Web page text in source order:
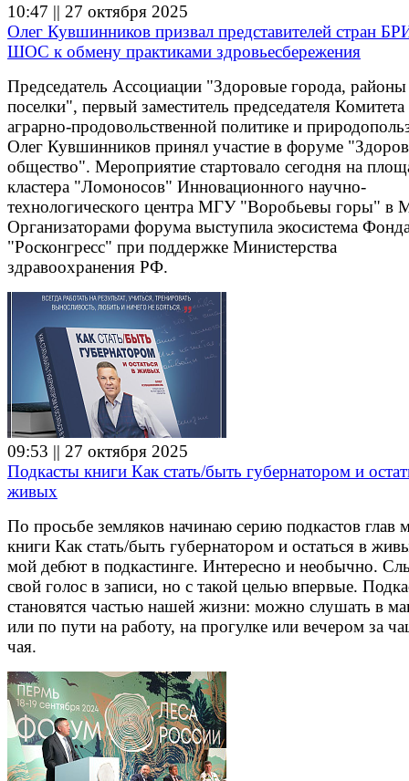
10:47 || 27 октября 2025
Олег Кувшинников призвал представителей стран
ШОС к обмену практиками здровьесбережения
Председатель Ассоциации "Здоровые города,
поселки", первый заместитель председателя
аграрно-продовольственной политике и
Олег Кувшинников принял участие в форуме
общество". Мероприятие стартовало сегодня на
кластера "Ломоносов" Инновационного научно-
технологического центра МГУ "Воробьевы горы" в
Организаторами форума выступила экосистема
"Росконгресс" при поддержке Министерства
здравоохранения РФ.
09:53 || 27 октября 2025
Подкасты книги Как стать/быть губернатором и
живых
По просьбе земляков начинаю серию подкастов глав
книги Как стать/быть губернатором и остаться в
мой дебют в подкастинге. Интересно и необычно.
свой голос в записи, но с такой целью впервые.
становятся частью нашей жизни: можно слушать в
или по пути на работу, на прогулке или вечером за
чая.